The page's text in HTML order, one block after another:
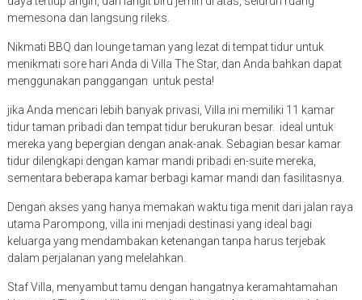
memesona dan langsung rileks.
Nikmati BBQ dan lounge taman yang lezat di tempat tidur untuk
menikmati sore hari Anda di Villa The Star, dan Anda bahkan dapat
menggunakan panggangan untuk pesta!
jika Anda mencari lebih banyak privasi, Villa ini memiliki 11 kamar
tidur taman pribadi dan tempat tidur berukuran besar. ideal untuk
mereka yang bepergian dengan anak-anak. Sebagian besar kamar
tidur dilengkapi dengan kamar mandi pribadi en-suite mereka,
sementara beberapa kamar berbagi kamar mandi dan fasilitasnya.
Dengan akses yang hanya memakan waktu tiga menit dari jalan raya
utama Parompong, villa ini menjadi destinasi yang ideal bagi
keluarga yang mendambakan ketenangan tanpa harus terjebak
dalam perjalanan yang melelahkan.
Staf Villa, menyambut tamu dengan hangatnya keramahtamahan